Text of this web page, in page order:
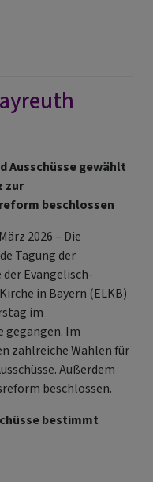
Ausschüsse gewählt
zur
beschlossen
2026 – Die
Tagung der
der Evangelisch-
in Bayern (ELKB)
im
gegangen. Im
zahlreiche Wahlen für
Außerdem
beschlossen.
bestimmt